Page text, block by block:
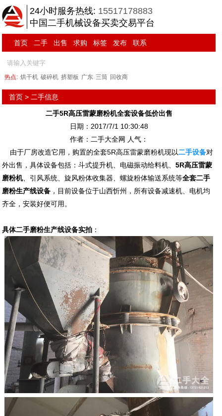
24小时服务热线: 15517178883
中国二手机械设备买卖交易平台
首页 二手 出售 求购 标签 发布 联系
热点: 烘干机 破碎机 挤塑板 广东 三筒 回收商
首页 > 二手信息
二手5R高压雷蒙磨粉机全套设备低价出售
日期：2017/7/1 10:30:48
作者：二手大全网 人气：
由于厂房改造它用，购置的全套5R高压雷蒙磨粉机现以二手设备对
外出售，具体设备包括：斗式提升机、电磁振动给料机、5R高压雷蒙
磨粉机、引风系统、旋风粉体收集器、螺旋粉体输送系统等全套二手
磨粉生产线设备 ，目前设备位于山西忻州，所有设备减速机、电机均
齐全，安装好便可用。
具体二手磨粉生产线设备实拍 ：